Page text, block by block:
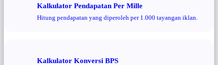
Kalkulator Pendapatan Per Mille
Hitung pendapatan yang diperoleh per 1.000 tayangan iklan.
Kalkulator Konversi BPS